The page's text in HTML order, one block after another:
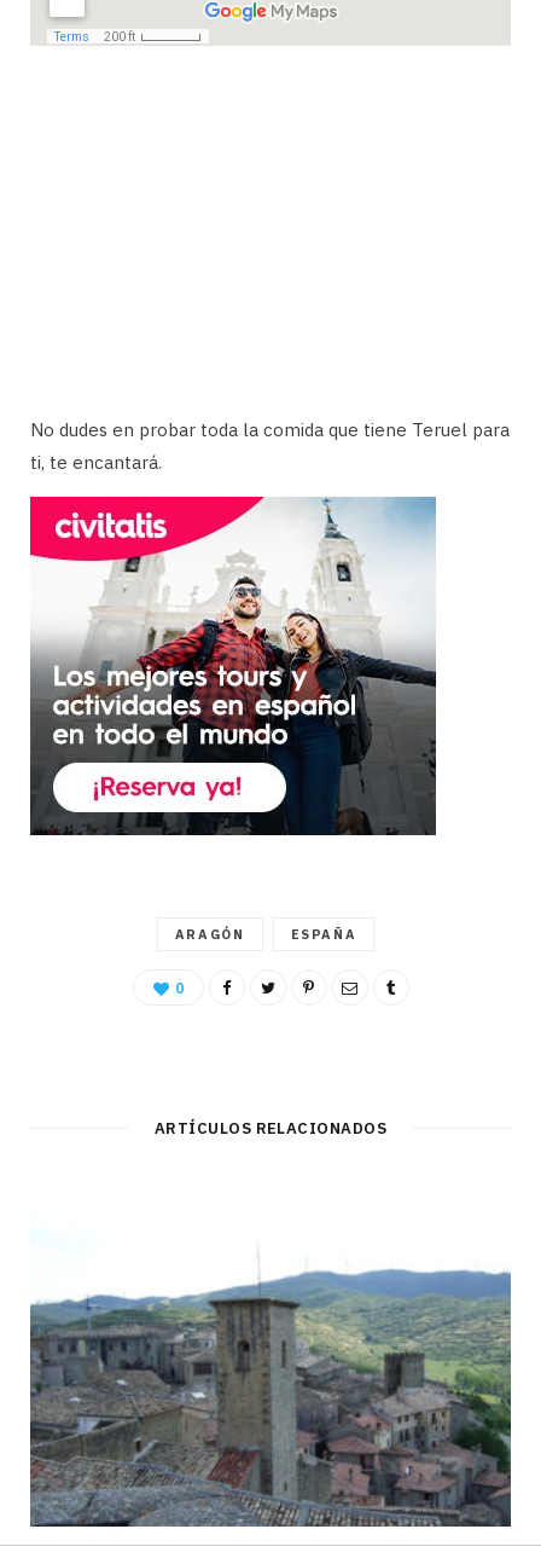
No dudes en probar toda la comida que tiene Teruel para
ti, te encantará.
ARAGÓN ESPAÑA
0
ARTÍCULOS RELACIONADOS